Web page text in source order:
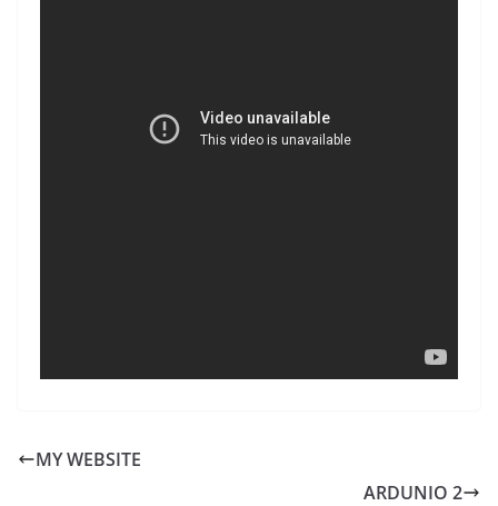
MY WEBSITE
ARDUNIO 2